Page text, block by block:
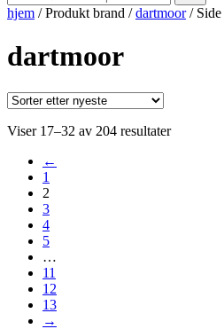
hjem /Produkt brand /dartmoor/ Side
dartmoor
Viser 17–32 av 204 resultaterSortert
←
1
2
3
4
5
…
11
12
13
→